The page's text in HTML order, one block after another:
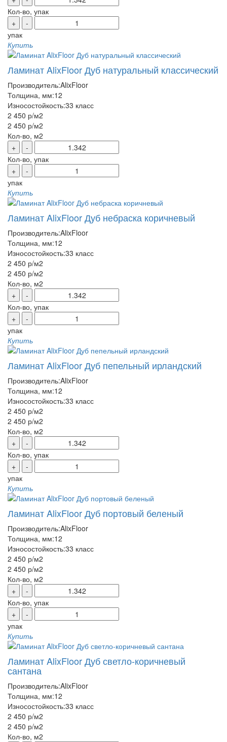
Кол-во, упак
+
-
упак
Купить
Ламинат AlixFloor Дуб натуральный классический
Производитель:AlixFloor
Толщина, мм:12
Износостойкость:33 класс
2 450 р/м2
2 450 р/м2
Кол-во, м2
+
-
Кол-во, упак
+
-
упак
Купить
Ламинат AlixFloor Дуб небраска коричневый
Производитель:AlixFloor
Толщина, мм:12
Износостойкость:33 класс
2 450 р/м2
2 450 р/м2
Кол-во, м2
+
-
Кол-во, упак
+
-
упак
Купить
Ламинат AlixFloor Дуб пепельный ирландский
Производитель:AlixFloor
Толщина, мм:12
Износостойкость:33 класс
2 450 р/м2
2 450 р/м2
Кол-во, м2
+
-
Кол-во, упак
+
-
упак
Купить
Ламинат AlixFloor Дуб портовый беленый
Производитель:AlixFloor
Толщина, мм:12
Износостойкость:33 класс
2 450 р/м2
2 450 р/м2
Кол-во, м2
+
-
Кол-во, упак
+
-
упак
Купить
Ламинат AlixFloor Дуб светло-коричневый
сантана
Производитель:AlixFloor
Толщина, мм:12
Износостойкость:33 класс
2 450 р/м2
2 450 р/м2
Кол-во, м2